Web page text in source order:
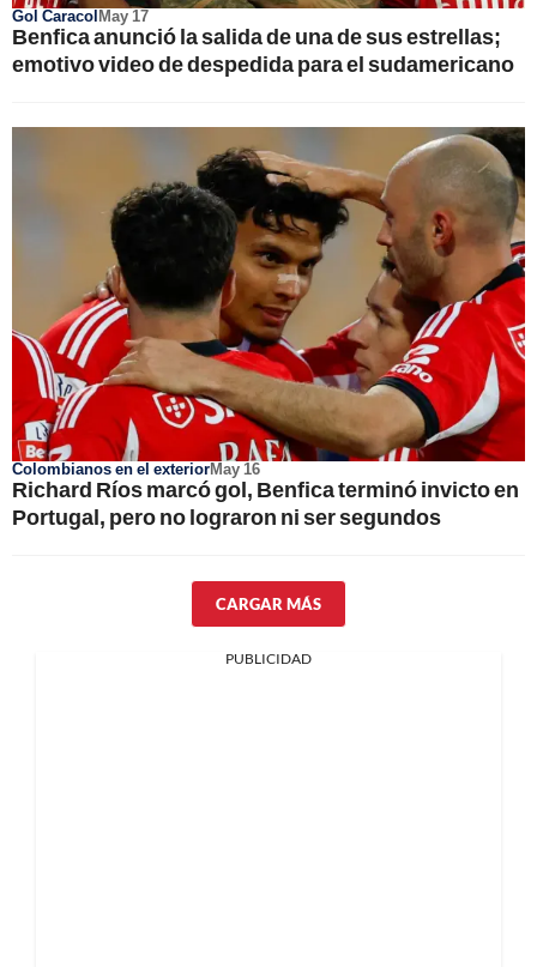
Gol CaracolMay 17
Benfica anunció la salida de una de sus estrellas;
emotivo video de despedida para el sudamericano
Colombianos en el exteriorMay 16
Richard Ríos marcó gol, Benfica terminó invicto en
Portugal, pero no lograron ni ser segundos
CARGAR MÁS
PUBLICIDAD